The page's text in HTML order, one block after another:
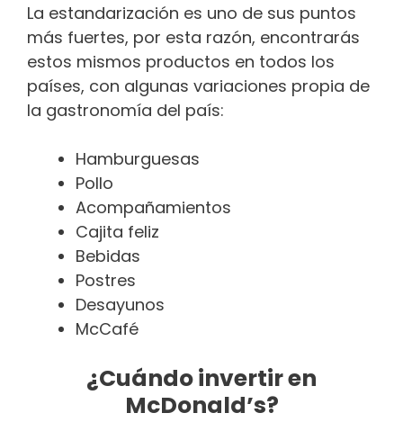
La estandarización es uno de sus puntos
más fuertes, por esta razón, encontrarás
estos mismos productos en todos los
países, con algunas variaciones propia de
la gastronomía del país:
Hamburguesas
Pollo
Acompañamientos
Cajita feliz
Bebidas
Postres
Desayunos
McCafé
¿Cuándo invertir en
McDonald’s?